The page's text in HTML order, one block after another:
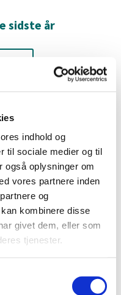
indhold og
til sociale medier og til
også oplysninger om
vores partnere inden
og
kombinere disse
givet dem, eller som
tjenester.
sidste år
år